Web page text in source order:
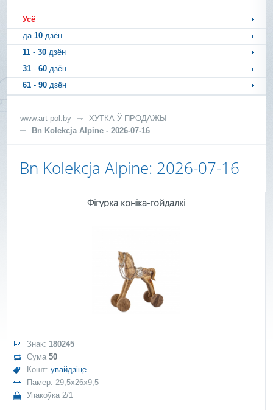
Усё
да10дзён
11 -30 дзён
31 -60 дзён
61 -90 дзён
www.art-pol.by
ХУТКА Ў ПРОДАЖЫ
Bn Kolekcja Alpine - 2026-07-16
Bn Kolekcja Alpine: 2026-07-16
Фігурка коніка-гойдалкі
Знак: 180245
Сума50
Кошт:увайдзіце
Памер: 29,5x26x9,5
Упакоўка 2/1